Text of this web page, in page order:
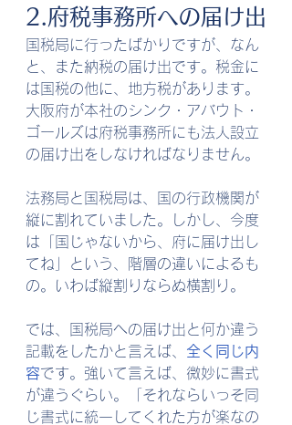
2.府税事務所への届け出
国税局に行ったばかりですが、なん
と、また納税の届け出です。税金に
は国税の他に、地方税があります。
大阪府が本社のシンク・アバウト・
ゴールズは府税事務所にも法人設立
の届け出をしなければなりません。
法務局と国税局は、国の行政機関が
縦に割れていました。しかし、今度
は「国じゃないから、府に届け出し
てね」という、階層の違いによるも
の。いわば縦割りならぬ横割り。
では、国税局への届け出と何か違う
記載をしたかと言えば、 全く同じ内
容です。強いて言えば、微妙に書式
が違うぐらい。「それならいっそ同
じ書式に統一してくれた方が楽なの